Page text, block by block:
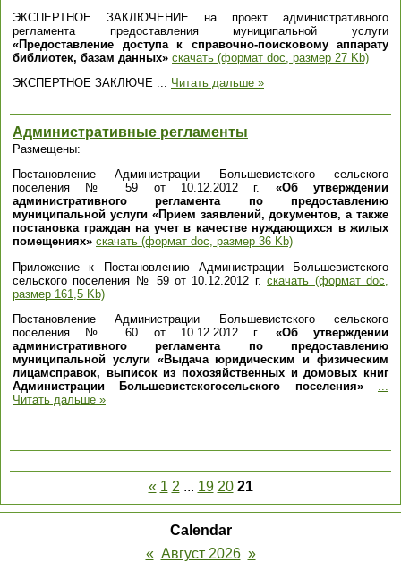
ЭКСПЕРТНОЕ ЗАКЛЮЧЕНИЕ на проект административного
регламента предоставления муниципальной услуги
«Предоставление доступа к справочно-поисковому аппарату
библиотек, базам данных» скачать (формат doc, размер 27 Kb)
ЭКСПЕРТНОЕ ЗАКЛЮЧЕ ... Читать дальше »
Административные регламенты
Размещены:
Постановление Администрации Большевистского сельского
поселения № 59 от 10.12.2012 г. «Об утверждении
административного регламента по предоставлению
муниципальной услуги «Прием заявлений, документов, а также
постановка граждан на учет в качестве нуждающихся в жилых
помещениях» скачать (формат doc, размер 36 Kb)
Приложение к Постановлению Администрации Большевистского
сельского поселения № 59 от 10.12.2012 г.скачать (формат doc,
размер 161,5 Kb)
Постановление Администрации Большевистского сельского
поселения № 60 от 10.12.2012 г. «Об утверждении
административного регламента по предоставлению
муниципальной услуги «Выдача юридическим и физическим
лицамсправок, выписок из похозяйственных и домовых книг
Администрации Большевистскогосельского поселения»
Читать дальше »
« 1 2 ... 19 20 21
Calendar
« Август 2026 »